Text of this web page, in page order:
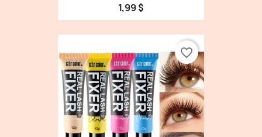
1,99 $
favorite_border